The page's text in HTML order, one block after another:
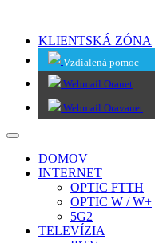
KLIENTSKÁ ZÓNA
Vzdialená pomoc
Webmail Oranet
Webmail Oravanet
DOMOV
INTERNET
OPTIC FTTH
OPTIC W / W+
5G2
TELEVÍZIA